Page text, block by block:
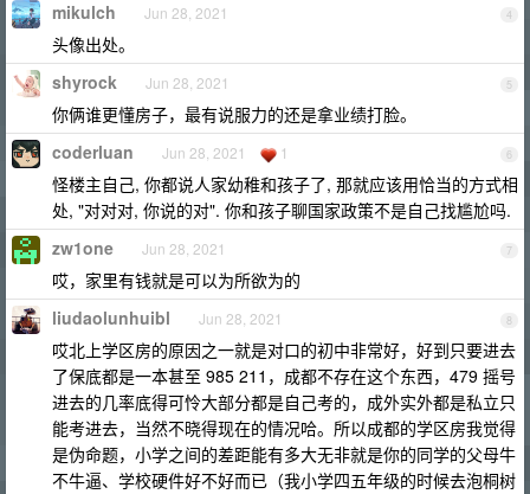
4
mikulch Jun 28, 2021
头像出处。
5
shyrock Jun 28, 2021
你俩谁更懂房子，最有说服力的还是拿业绩打脸。
6
coderluan Jun 28, 2021 1
怪楼主自己, 你都说人家幼稚和孩子了, 那就应该用恰当的方式相
处, "对对对, 你说的对". 你和孩子聊国家政策不是自己找尴尬吗.
7
zw1one Jun 28, 2021
哎，家里有钱就是可以为所欲为的
8
liudaolunhuibl Jun 28, 2021
哎北上学区房的原因之一就是对口的初中非常好，好到只要进去
了保底都是一本甚至 985 211，成都不存在这个东西，479 摇号
进去的几率底得可怜大部分都是自己考的，成外实外都是私立只
能考进去，当然不晓得现在的情况哈。所以成都的学区房我觉得
是伪命题，小学之间的差距能有多大无非就是你的同学的父母牛
不牛逼、学校硬件好不好而已（我小学四五年级的时候去泡桐树